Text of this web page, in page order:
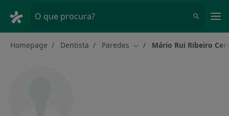
O que procura?
Homepage Dentista Paredes Mudar de cidade
Mário Rui Ribeiro